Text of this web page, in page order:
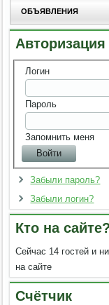
ОБЪЯВЛЕНИЯ
Авторизация
Логин
Пароль
Запомнить меня
Забыли пароль?
Забыли логин?
Кто на сайте?
Сейчас 14 гостей и
на сайте
Счётчик